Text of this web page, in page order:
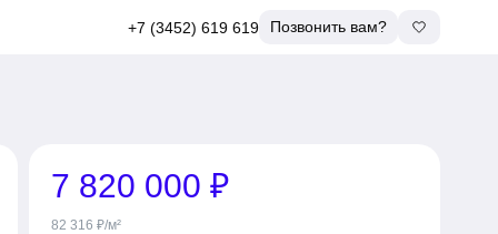
+7 (3452) 619 619 Позвонить вам?
7 820 000 ₽
82 316 ₽/м²